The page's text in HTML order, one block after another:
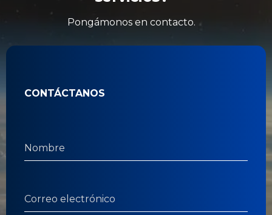
Pongámonos en contacto.
CONTÁCTANOS